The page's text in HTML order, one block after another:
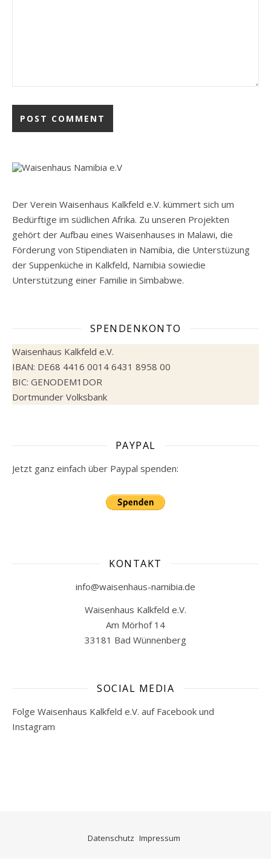
Der Verein Waisenhaus Kalkfeld e.V. kümmert sich um
Bedürftige im südlichen Afrika. Zu unseren Projekten
gehört der Aufbau eines Waisenhauses in Malawi, die
Förderung von Stipendiaten in Namibia, die Unterstüzung
der Suppenküche in Kalkfeld, Namibia sowiedie
Unterstützung einer Familie in Simbabwe.
SPENDENKONTO
Waisenhaus Kalkfeld e.V.
IBAN: DE68 4416 0014 6431 8958 00
BIC: GENODEM1DOR
Dortmunder Volksbank
PAYPAL
Jetzt ganz einfach über Paypal spenden:
KONTAKT
info@waisenhaus-namibia.de
Waisenhaus Kalkfeld e.V.
Am Mörhof 14
33181 Bad Wünnenberg
SOCIAL MEDIA
Folge Waisenhaus Kalkfeld e.V. auf Facebook und
Instagram
Datenschutz Impressum